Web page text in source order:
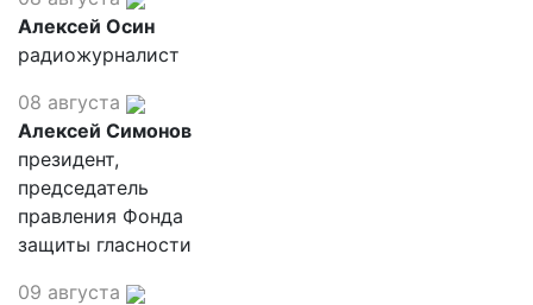
Алексей Осин
радиожурналист
08 августа
Алексей Симонов
президент,
председатель
правления Фонда
защиты гласности
09 августа